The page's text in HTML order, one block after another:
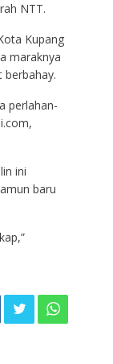
NTT.
Kupang
maraknya
berbahay.
perlahan-
ini
baru